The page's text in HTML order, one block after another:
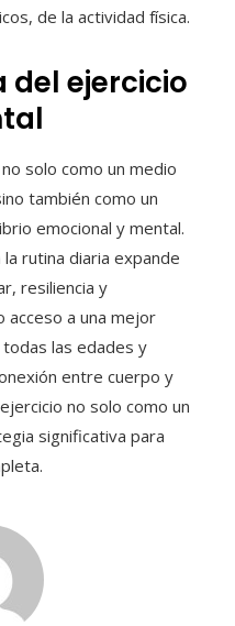
de la actividad física.
del ejercicio
solo como un medio
también como un
emocional y mental.
rutina diaria expande
resiliencia y
acceso a una mejor
las edades y
entre cuerpo y
no solo como un
significativa para